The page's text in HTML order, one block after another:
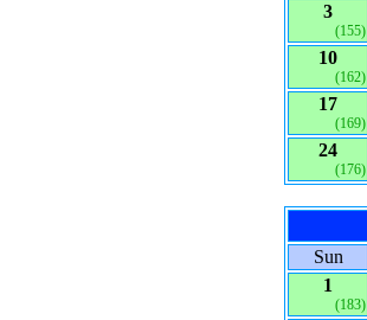
3
(155)
10
(162)
17
(169)
24
(176)
Sun
1
(183)